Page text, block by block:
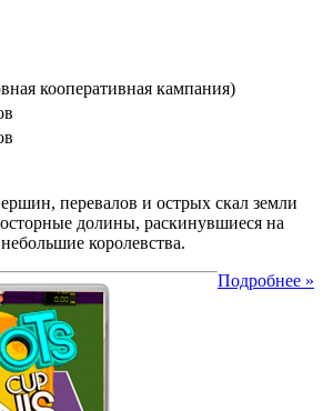
кооперативная кампания)
перевалов и острых скал земли
долины, раскинувшиеся на
королевства.
Подробнее »